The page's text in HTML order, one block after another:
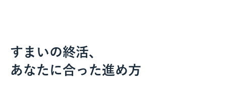
すまいの終活、
あなたに合った進め方